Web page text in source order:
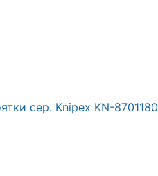
сер. Knipex KN-8701180